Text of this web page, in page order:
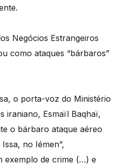
Negócios Estrangeiros
como ataques “bárbaros”
o porta-voz do Ministério
iraniano, Esmaïl Baqhaï,
o bárbaro ataque aéreo
no Iémen”,
exemplo de crime (…) e